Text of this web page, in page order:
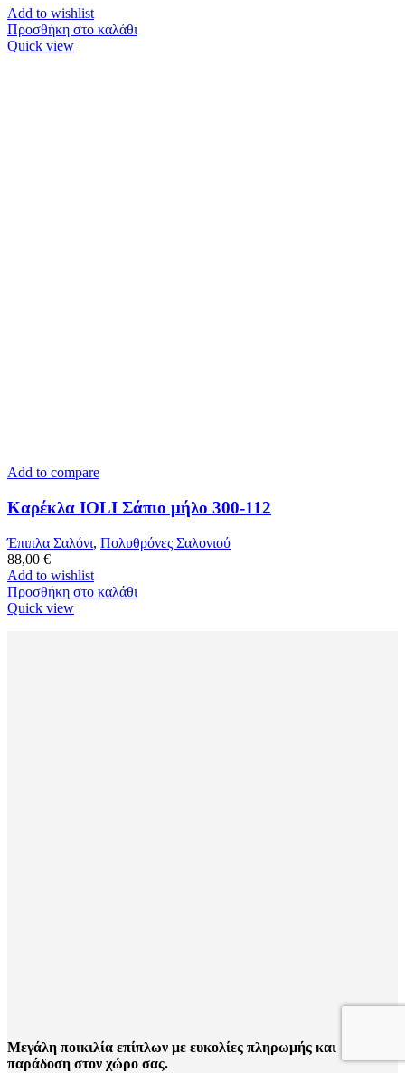
Add to wishlist
Προσθήκη στο καλάθι
Quick view
Add to compare
Καρέκλα IOLI Σάπιο μήλο 300-112
Έπιπλα Σαλόνι, Πολυθρόνες Σαλονιού
88,00 €
Add to wishlist
Προσθήκη στο καλάθι
Quick view
Μεγάλη ποικιλία επίπλων με ευκολίες πληρωμής και
παράδοση στον χώρο σας.